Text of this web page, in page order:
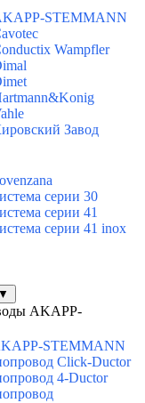
STEMMANN
Wampfler
Завод
серии 30
серии 41
серии 41 inox
▼
AKAPP-
STEMMANN
Click-Ductor
4-Ductor